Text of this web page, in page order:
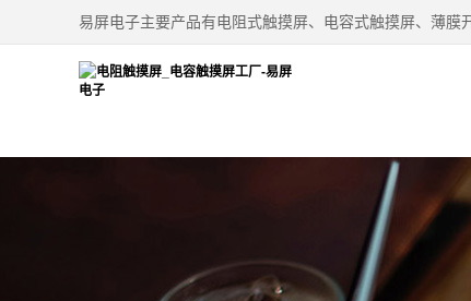
易屏电子主要产品有电阻式触摸屏、电容式触摸屏、薄膜